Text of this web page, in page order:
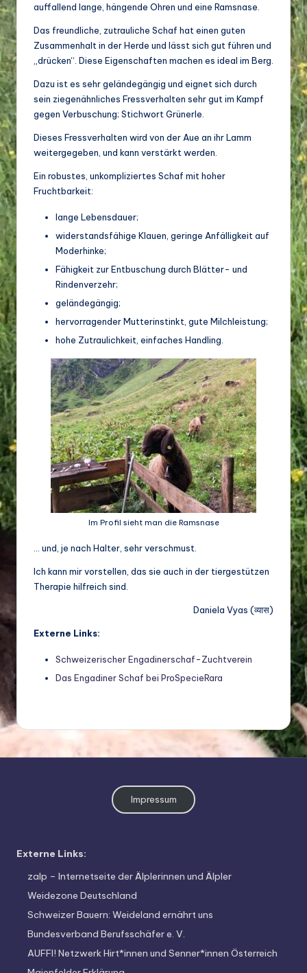
auffallend lange, hängende Ohren und eine Ramsnase.
Das freundliche, zutrauliche Schaf hat einen guten
Zusammenhalt in der Herde und lässt sich gut führen und
„drücken“. Diese Eigenschaften machen es ideal im Berg.
Dazu ist es sehr geländegängig und eignet sich durch
sein ziegenähnliches Fressverhalten sehr gut im Kampf
gegen Verbuschung; Stichwort Grünerle.
Dieses Fressverhalten wird von der Aue an ihr Lamm
weitergegeben, und kann verstärkt werden.
Ein robustes, unkompliziertes Schaf mit hoher
Fruchtbarkeit:
lange Lebensdauer;
widerstandsfähige Klauen, geringe Anfälligkeit auf
Moderhinke;
Fähigkeit zur Entbuschung durch Blätter- und
Rindenverzehr;
geländegängig;
hervorragender Mutterinstinkt, gute Milchleistung;
hohe Zutraulichkeit, einfaches Handling.
Im Profil sieht man die Ramsnase
… und, je nach Halter, sehr verschmust.
Ich kann mir vorstellen, das sie auch in der tiergestützen
Therapie hilfreich sind.
Daniela Vyas (व्यास)
Externe Links:
Schweizerischer Engadinerschaf-Zuchtverein
Das Engadiner Schaf bei ProSpecieRara
Impressum
Externe Links:
zalp – Internetseite der Älplerinnen und Älpler
Weidezone Deutschland
Schweizer Bauern: Weideland ernährt uns
Bundesverband Berufsschäfer e. V.
AUFFI! Netzwerk Hirt*innen und Senner*innen Österreich